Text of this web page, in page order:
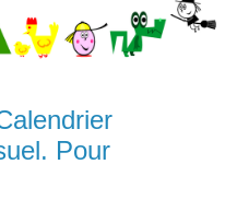
Pour